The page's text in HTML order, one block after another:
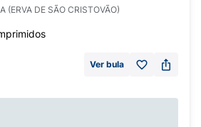
(ERVA DE SÃO CRISTOVÃO)
Ver bula